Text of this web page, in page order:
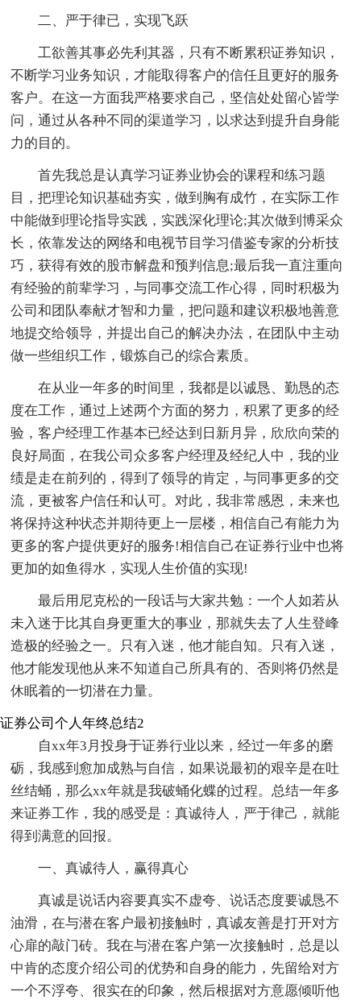
二、严于律已，实现飞跃
工欲善其事必先利其器，只有不断累积证券知识，
不断学习业务知识，才能取得客户的信任且更好的服务
客户。在这一方面我严格要求自己，坚信处处留心皆学
问，通过从各种不同的渠道学习，以求达到提升自身能
力的目的。
首先我总是认真学习证券业协会的课程和练习题
目，把理论知识基础夯实，做到胸有成竹，在实际工作
中能做到理论指导实践，实践深化理论;其次做到博采众
长，依靠发达的网络和电视节目学习借鉴专家的分析技
巧，获得有效的股市解盘和预判信息;最后我一直注重向
有经验的前辈学习，与同事交流工作心得，同时积极为
公司和团队奉献才智和力量，把问题和建议积极地善意
地提交给领导，并提出自己的解决办法，在团队中主动
做一些组织工作，锻炼自己的综合素质。
在从业一年多的时间里，我都是以诚恳、勤恳的态
度在工作，通过上述两个方面的努力，积累了更多的经
验，客户经理工作基本已经达到日新月异，欣欣向荣的
良好局面，在我公司众多客户经理及经纪人中，我的业
绩是走在前列的，得到了领导的肯定，与同事更多的交
流，更被客户信任和认可。对此，我非常感恩，未来也
将保持这种状态并期待更上一层楼，相信自己有能力为
更多的客户提供更好的服务!相信自己在证券行业中也将
更加的如鱼得水，实现人生价值的实现!
最后用尼克松的一段话与大家共勉：一个人如若从
未入迷于比其自身更重大的事业，那就失去了人生登峰
造极的经验之一。只有入迷，他才能自知。只有入迷，
他才能发现他从来不知道自己所具有的、否则将仍然是
休眠着的一切潜在力量。
证券公司个人年终总结2
自xx年3月投身于证券行业以来，经过一年多的磨
砺，我感到愈加成熟与自信，如果说最初的艰辛是在吐
丝结蛹，那么xx年就是我破蛹化蝶的过程。总结一年多
来证券工作，我的感受是：真诚待人，严于律己，就能
得到满意的回报。
一、真诚待人，赢得真心
真诚是说话内容要真实不虚夸、说话态度要诚恳不
油滑，在与潜在客户最初接触时，真诚友善是打开对方
心扉的敲门砖。我在与潜在客户第一次接触时，总是以
中肯的态度介绍公司的优势和自身的能力，先留给对方
一个不浮夸、很实在的印象，然后根据对方意愿倾听他